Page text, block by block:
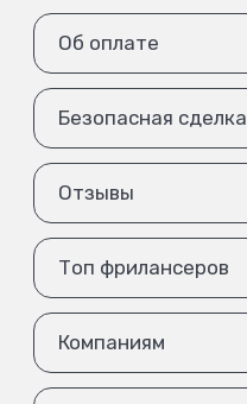
Об оплате
Безопасная сделка
Отзывы
Топ фрилансеров
Компаниям